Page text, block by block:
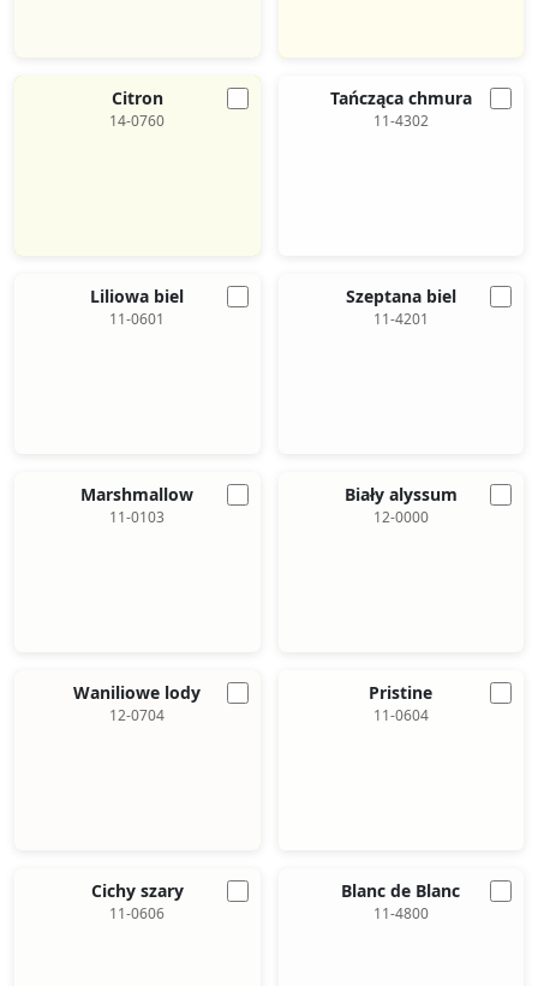
Citron
14-0760
Tańcząca chmura
11-4302
Liliowa biel
11-0601
Szeptana biel
11-4201
Marshmallow
11-0103
Biały alyssum
12-0000
Waniliowe lody
12-0704
Pristine
11-0604
Cichy szary
11-0606
Blanc de Blanc
11-4800